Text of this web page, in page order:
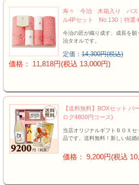
寿々 今治 木箱入り バス
ル4Pセット No.130｜特選
今治の匠が織り成す、成長を
治タオルです。
定価： 14,300円(税込)
価格： 11,818円(税込 13,000円)
【送料無料】BOXセット バ
ログ4800円コース)
当店オリジナルギフトＢＯＸ
品です。送料無料！新しい結婚
価格： 9,200円(税込